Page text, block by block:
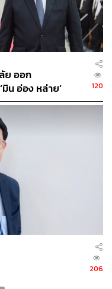
ย ออก
น อ่อง หล่าย’
120
206